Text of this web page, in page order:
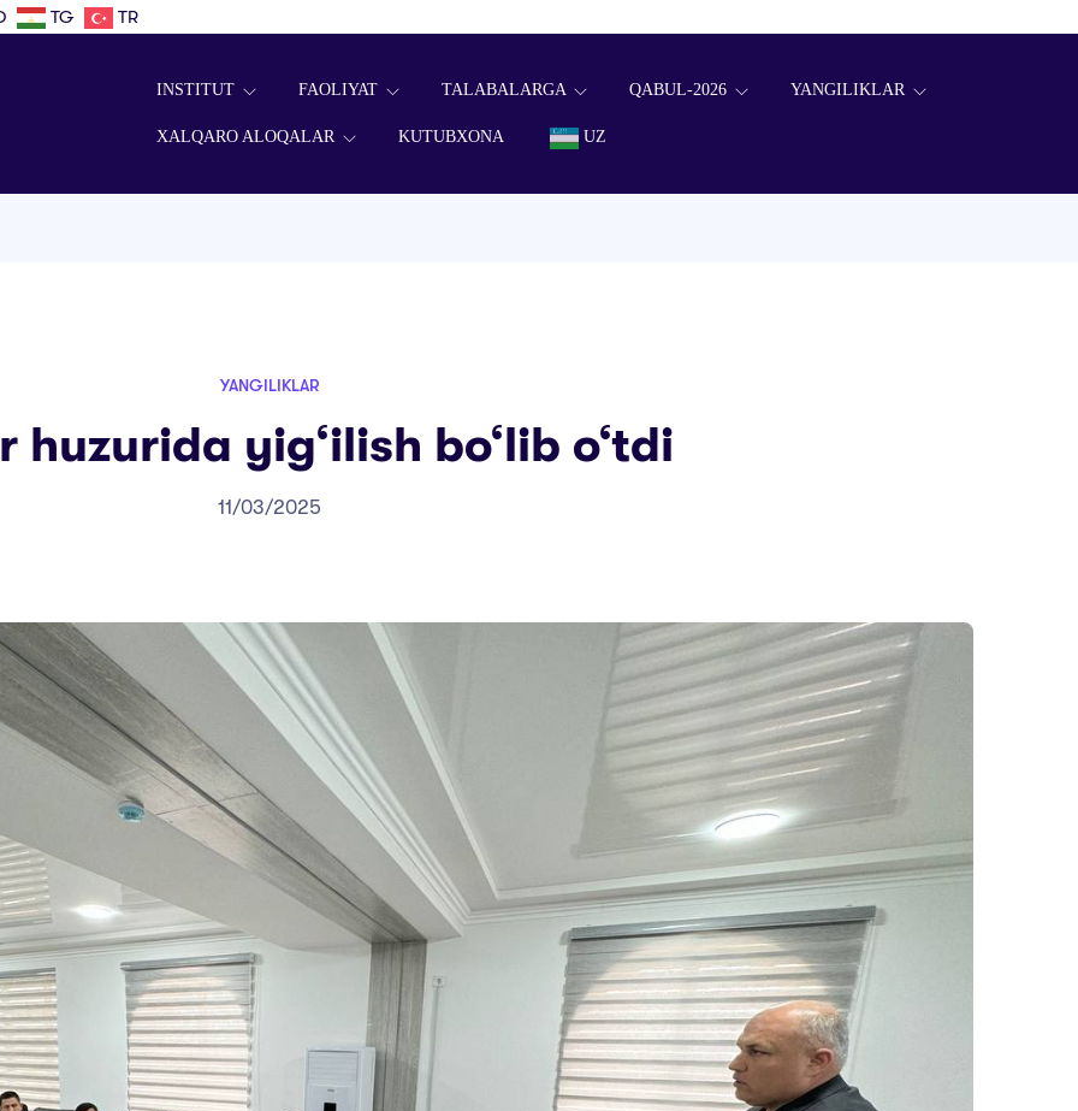
TG TR
INSTITUT FAOLIYAT TALABALARGA QABUL-2026 YANGILIKLAR
XALQARO ALOQALAR KUTUBXONA UZ
YANGILIKLAR
huzurida yig‘ilish bo‘lib o‘tdi
11/03/2025